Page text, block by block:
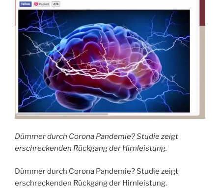
Dümmer durch Corona Pandemie? Studie zeigt
erschreckenden Rückgang der Hirnleistung.
Dümmer durch Corona Pandemie? Studie zeigt
erschreckenden Rückgang der Hirnleistung.